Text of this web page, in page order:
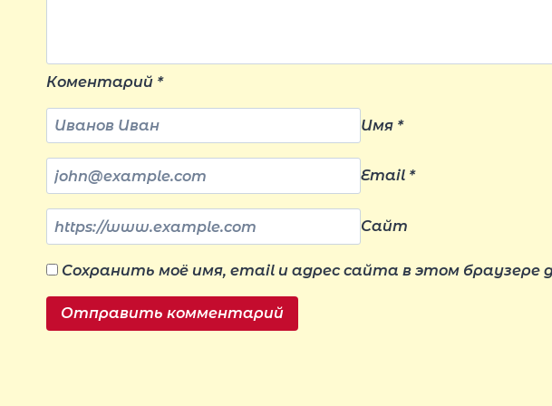
Коментарий *
Имя *
Email *
Сайт
Сохранить моё имя, email и адрес сайта в этом браузере